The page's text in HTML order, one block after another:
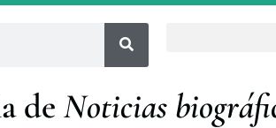
de Noticias